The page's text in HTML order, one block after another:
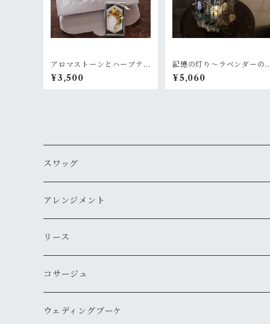
アロマストーンとハーブテ
ィーのギフトセット
¥3,500
記憶の灯り〜ラベンダーの
風
¥5,060
スワッグ
アレンジメント
リース
コサージュ
ウェディングブーケ